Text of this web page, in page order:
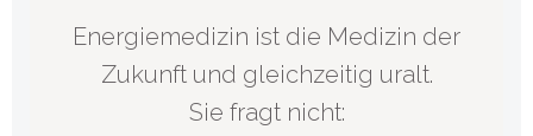
Energiemedizin ist die Medizin der
Zukunft und gleichzeitig uralt.
Sie fragt nicht: